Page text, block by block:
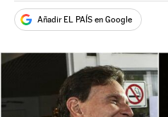
Añadir EL PAÍS en Google